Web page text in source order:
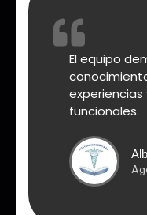
El equipo
funcionales.